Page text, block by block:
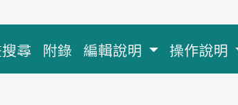
尋 附錄 編輯說明 操作說明